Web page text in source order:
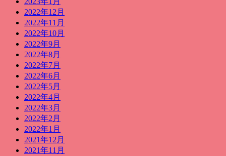
2022年12月
2022年11月
2022年10月
2022年9月
2022年8月
2022年7月
2022年6月
2022年5月
2022年4月
2022年3月
2022年2月
2022年1月
2021年12月
2021年11月